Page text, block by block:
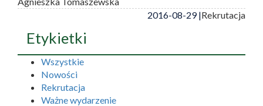
2016-08-29 |Rekrutacja
Etykietki
Wszystkie
Nowości
Rekrutacja
Ważne wydarzenie